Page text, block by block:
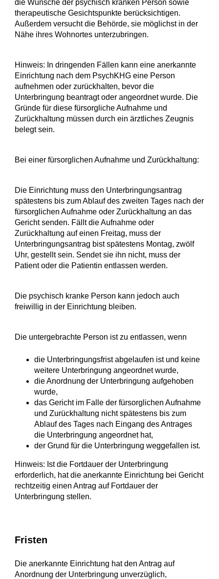
die Wünsche der psychisch kranken Person sowie
therapeutische Gesichtspunkte berücksichtigen.
Außerdem versucht die Behörde, sie möglichst in der
Nähe ihres Wohnortes unterzubringen.
Hinweis: In dringenden Fällen kann eine anerkannte
Einrichtung nach dem PsychKHG eine Person
aufnehmen oder zurückhalten, bevor die
Unterbringung beantragt oder angeordnet wurde. Die
Gründe für diese fürsorgliche Aufnahme und
Zurückhaltung müssen durch ein ärztliches Zeugnis
belegt sein.
Bei einer fürsorglichen Aufnahme und Zurückhaltung:
Die Einrichtung muss den Unterbringungsantrag
spätestens bis zum Ablauf des zweiten Tages nach der
fürsorglichen Aufnahme oder Zurückhaltung an das
Gericht senden. Fällt die Aufnahme oder
Zurückhaltung auf einen Freitag, muss der
Unterbringungsantrag bist spätestens Montag, zwölf
Uhr, gestellt sein. Sendet sie ihn nicht, muss der
Patient oder die Patientin entlassen werden.
Die psychisch kranke Person kann jedoch auch
freiwillig in der Einrichtung bleiben.
Die untergebrachte Person ist zu entlassen, wenn
die Unterbringungsfrist abgelaufen ist und keine
weitere Unterbringung angeordnet wurde,
die Anordnung der Unterbringung aufgehoben
wurde,
das Gericht im Falle der fürsorglichen Aufnahme
und Zurückhaltung nicht spätestens bis zum
Ablauf des Tages nach Eingang des Antrages
die Unterbringung angeordnet hat,
der Grund für die Unterbringung weggefallen ist.
Hinweis: Ist die Fortdauer der Unterbringung
erforderlich, hat die anerkannte Einrichtung bei Gericht
rechtzeitig einen Antrag auf Fortdauer der
Unterbringung stellen.
Fristen
Die anerkannte Einrichtung hat den Antrag auf
Anordnung der Unterbringung unverzüglich,